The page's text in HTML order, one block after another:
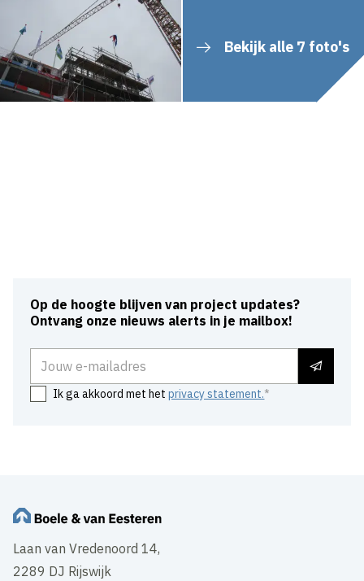
Bekijk alle 7 foto's
Op de hoogte blijven van project updates?
Ontvang onze nieuws alerts in je mailbox!
Ik ga akkoord met hetprivacy statement.
Laan van Vredenoord 14,
2289 DJ Rijswijk